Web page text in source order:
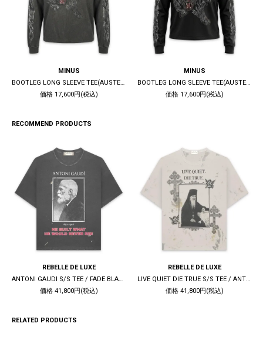
MINUS
BOOTLEG LONG SLEEVE TEE(AUSTERE) / 10YEARS BLACK
価格 17,600円(税込)
MINUS
BOOTLEG LONG SLEEVE TEE(AUSTERE) / 5YEARS BLACK
価格 17,600円(税込)
RECOMMEND PRODUCTS
REBELLE DE LUXE
ANTONI GAUDI S/S TEE / FADE BLACK
価格 41,800円(税込)
REBELLE DE LUXE
LIVE QUIET DIE TRUE S/S TEE / ANTIQUE WHITE
価格 41,800円(税込)
RELATED PRODUCTS